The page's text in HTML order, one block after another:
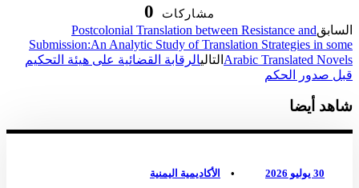
0 مشاركات
السابقPostcolonial Translation between Resistance and
Submission:An Analytic Study of Translation Strategies in some
Arabic Translated Novels التاليالرقابة القضائية على هيئة التحكيم
قبل صدور الحكم
شاهد أيضا
أخبار الأكاديمية
30 يوليو 2026 • الأكاديمية اليمنية